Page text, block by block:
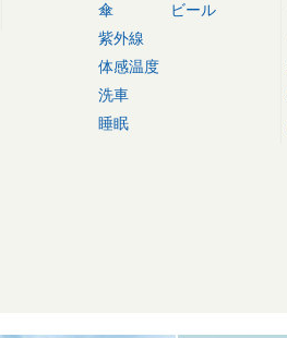
傘
紫外線
体感温度
洗車
睡眠
ビール